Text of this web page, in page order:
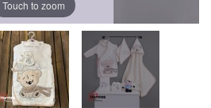
Touch to zoom